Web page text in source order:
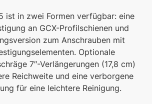
ist in zwei Formen verfügbar: eine
an GCX-Profilschienen und
zum Anschrauben mit
Optionale
7″-Verlängerungen (17,8 cm)
Reichweite und eine verborgene
für eine leichtere Reinigung.